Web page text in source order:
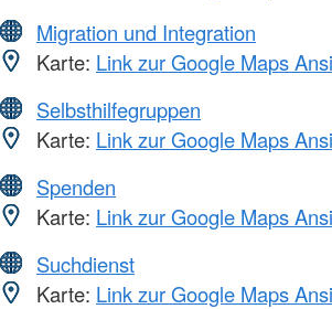
Migration und Integration
Karte: Link zur Google Maps
Selbsthilfegruppen
Karte: Link zur Google Maps
Spenden
Karte: Link zur Google Maps
Suchdienst
Karte: Link zur Google Maps